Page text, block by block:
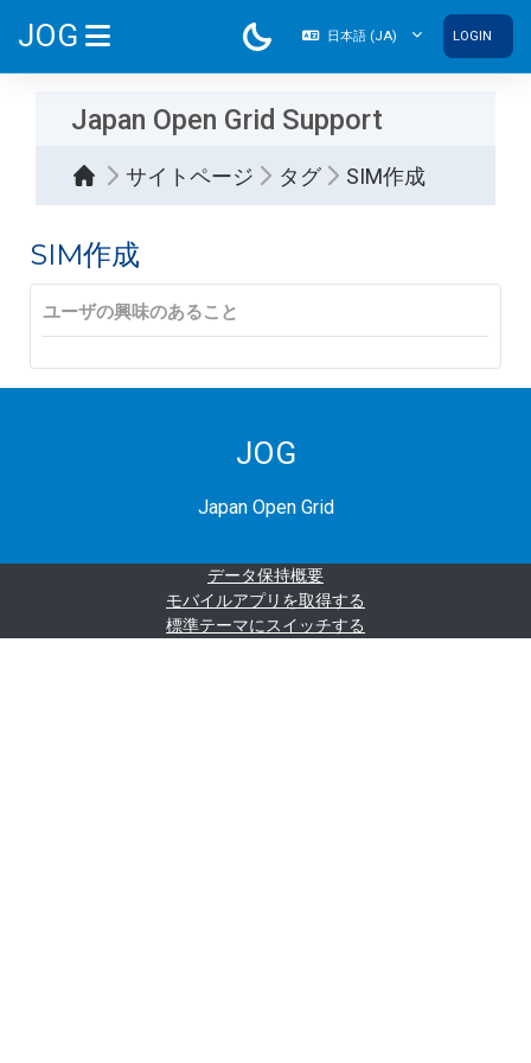
JOG 日本語 ‎(JA)‎ LOGIN
Japan Open Grid Support
サイトページ タグ SIM作成
SIM作成
ユーザの興味のあること
JOG
Japan Open Grid
データ保持概要
モバイルアプリを取得する
標準テーマにスイッチする